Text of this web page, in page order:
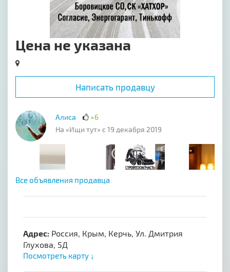
Цена не указана
Написать продавцу
Алиса
+6
На «Ищи тут» с 19 декабря 2019
Все объявления продавца
Адрес: Россия, Крым, Керчь, Ул. Дмитрия
Глухова, 5Д
Посмотреть карту ↓